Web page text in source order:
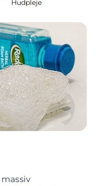
Hudpleje